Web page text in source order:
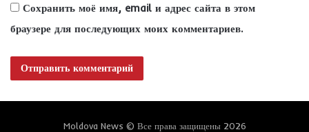
Сохранить моё имя, email и адрес сайта в этом
браузере для последующих моих комментариев.
Moldova News © Все права защищены 2026